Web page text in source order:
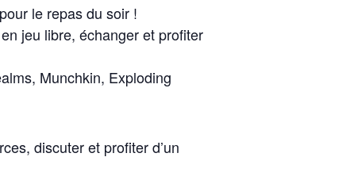
le repas du soir !
jeu libre, échanger et profiter
Munchkin, Exploding
discuter et profiter d’un